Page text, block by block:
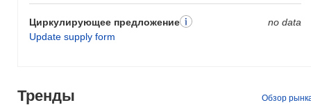
Циркулирующее предложение
Update supply form
no data
Тренды Обзор